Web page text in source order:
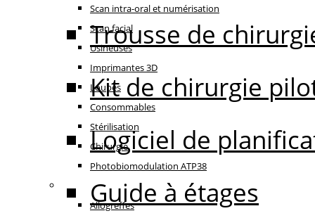
Scan intra-oral et numérisation
Scan facial
Usineuses
Imprimantes 3D
Loupes
Consommables
Stérilisation
Chirurgie
Photobiomodulation ATP38
Régénération
Allogreffes
Trousse de
Kit de chirurgie
Logiciel de
Guide à étages